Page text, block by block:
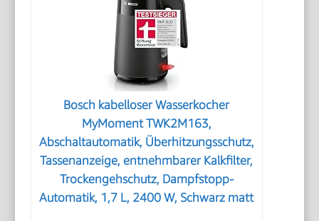
Bosch kabelloser Wasserkocher
MyMoment TWK2M163,
Abschaltautomatik, Überhitzungsschutz,
Tassenanzeige, entnehmbarer Kalkfilter,
Trockengehschutz, Dampfstopp-
Automatik, 1,7 L, 2400 W, Schwarz matt